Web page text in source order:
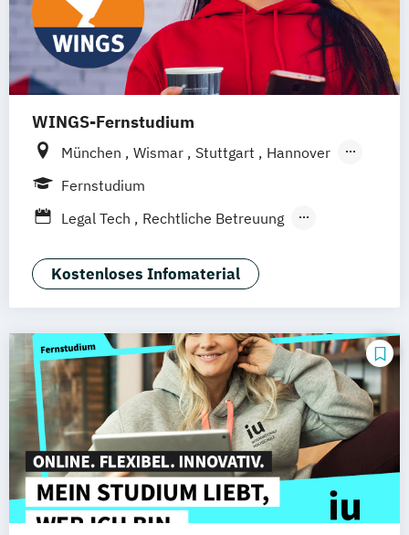
WINGS-Fernstudium
München Wismar Stuttgart
Hannover
Leipzig
Frankfurt am Main
Nürnberg
Fernstudium
Legal Tech
Rechtliche Betreuung
Kostenloses Infomaterial